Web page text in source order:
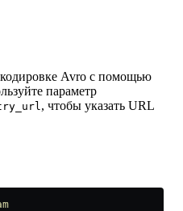
Avro с помощью
параметр
, чтобы указать URL